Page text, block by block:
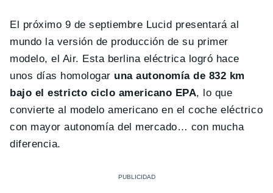
El próximo 9 de septiembre Lucid presentará al
mundo la versión de producción de su primer
modelo, el Air. Esta berlina eléctrica logró hace
unos días homologar una autonomía de 832 km
bajo el estricto ciclo americano EPA, lo que
convierte al modelo americano en el coche eléctrico
con mayor autonomía del mercado… con mucha
diferencia.